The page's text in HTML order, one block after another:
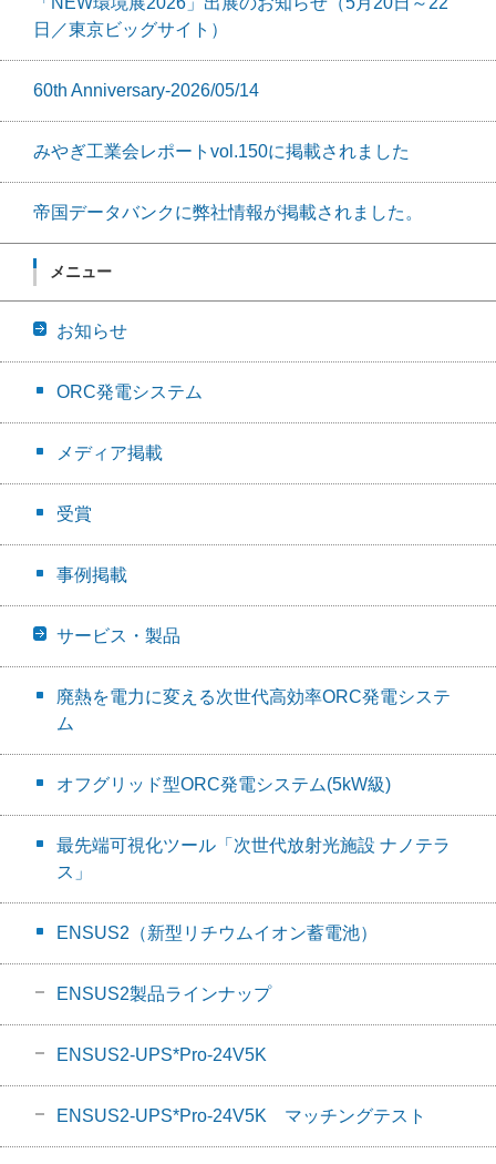
日／東京ビッグサイト）
60th Anniversary-2026/05/14
みやぎ工業会レポートvol.150に掲載されました
帝国データバンクに弊社情報が掲載されました。
メニュー
お知らせ
ORC発電システム
メディア掲載
受賞
事例掲載
サービス・製品
廃熱を電力に変える次世代高効率ORC発電システ
ム
オフグリッド型ORC発電システム(5kW級)
最先端可視化ツール「次世代放射光施設 ナノテラ
ス」
ENSUS2（新型リチウムイオン蓄電池）
ENSUS2製品ラインナップ
ENSUS2-UPS*Pro-24V5K
ENSUS2-UPS*Pro-24V5K マッチングテスト